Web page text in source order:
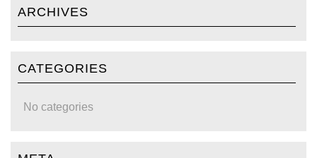
ARCHIVES
CATEGORIES
No categories